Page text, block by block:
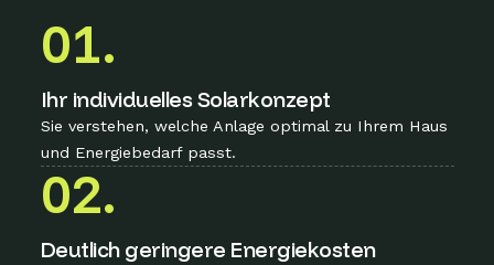
01.
Ihr individuelles Solarkonzept
Sie verstehen, welche Anlage optimal zu Ihrem Haus
und Energiebedarf passt.
02.
Deutlich geringere Energiekosten